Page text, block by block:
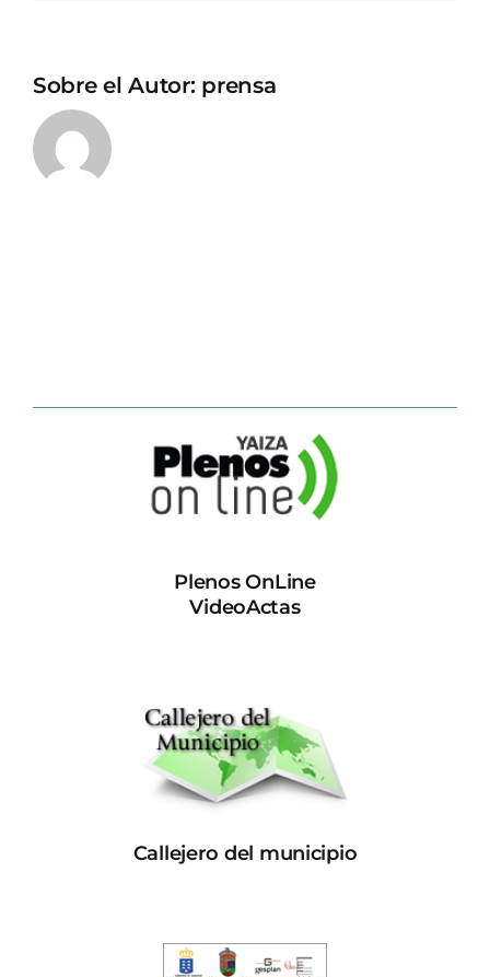
Sobre el Autor: prensa
Plenos OnLine
VideoActas
Callejero del municipio